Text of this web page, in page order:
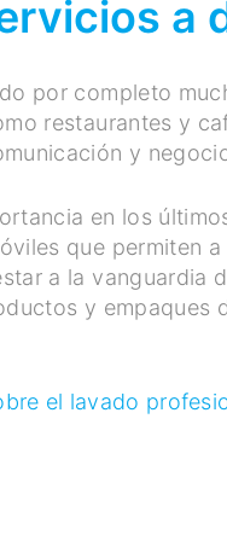
a
por completo
restaurantes y
y
en los
que permiten
a la vanguardia
y empaques
el lavado